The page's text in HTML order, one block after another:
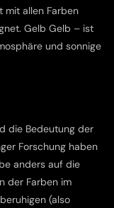
mit allen Farben
Gelb Gelb – ist
und sonnige
die Bedeutung der
Forschung haben
anders auf die
der Farben im
(also